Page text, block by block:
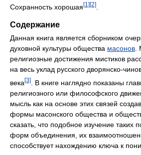
Сохранность хорошая[1][2]
Содержание
Данная книга является сборником
духовной культуры общества масонов.
религиозные достижения мистиков
на весь уклад русского дворянско-
века [3]
. В книге наглядно показаны
религиозного или философского
мысль как на основе этих связей
формы масонского общества и
сказать, что подобное изучение таких
форм объединения, их
способствует нахождению ключа к